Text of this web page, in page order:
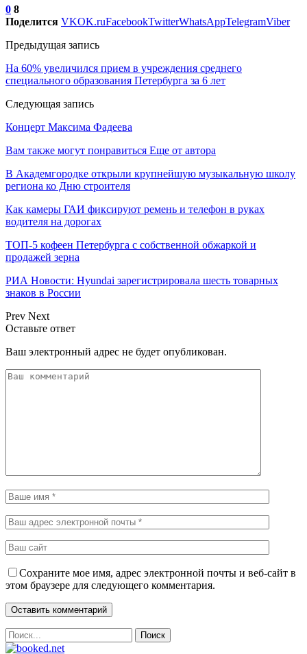
0 8
Поделится VKOK.ruFacebookTwitterWhatsAppTelegramViber
Предыдущая запись
На 60% увеличился прием в учреждения среднего
специального образования Петербурга за 6 лет
Следующая запись
Концерт Максима Фадеева
Вам также могут понравиться Еще от автора
В Академгородке открыли крупнейшую музыкальную школу
региона ко Дню строителя
Как камеры ГАИ фиксируют ремень и телефон в руках
водителя на дорогах
ТОП-5 кофеен Петербурга с собственной обжаркой и
продажей зерна
РИА Новости: Hyundai зарегистрировала шесть товарных
знаков в России
Prev Next
Оставьте ответ
Ваш электронный адрес не будет опубликован.
Сохраните мое имя, адрес электронной почты и веб-сайт в
этом браузере для следующего комментария.